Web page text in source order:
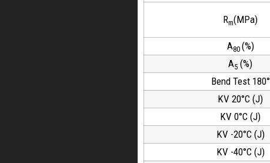
Rm(MPa)
A80 (%)
A5 (%)
Bend Test 180°
KV 20°C (J)
KV 0°C (J)
KV -20°C (J)
KV -40°C (J)